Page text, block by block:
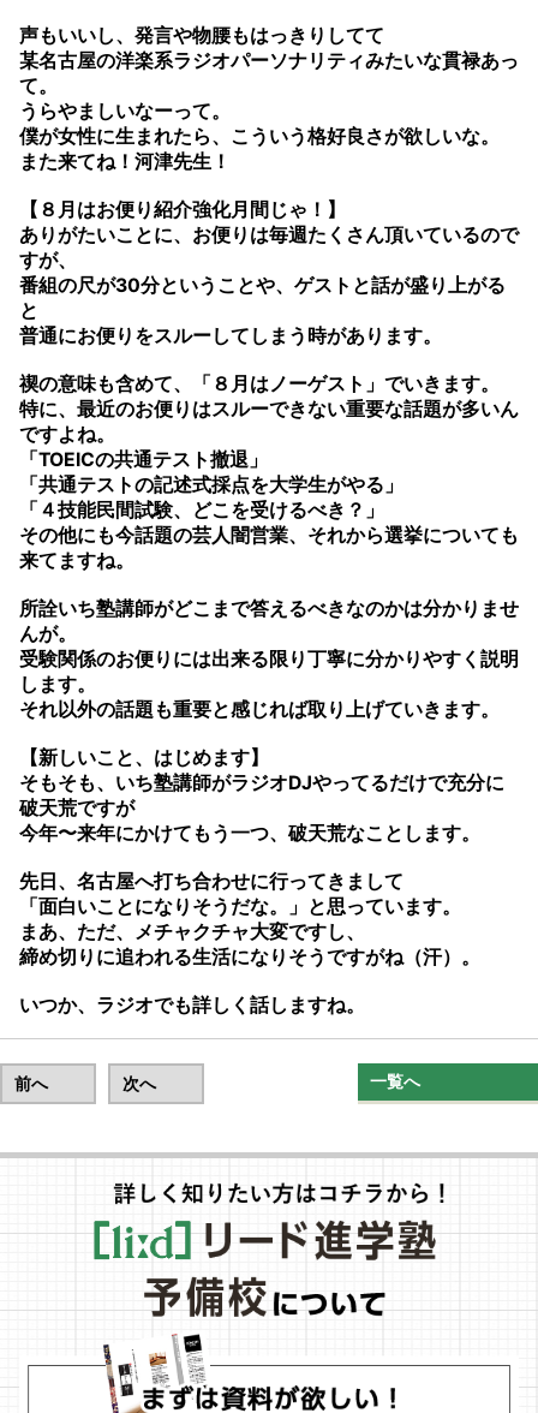
声もいいし、発言や物腰もはっきりしてて
某名古屋の洋楽系ラジオパーソナリティみたいな貫禄あっ
て。
うらやましいなーって。
僕が女性に生まれたら、こういう格好良さが欲しいな。
また来てね！河津先生！
【８月はお便り紹介強化月間じゃ！】
ありがたいことに、お便りは毎週たくさん頂いているので
すが、
番組の尺が30分ということや、ゲストと話が盛り上がる
と
普通にお便りをスルーしてしまう時があります。
禊の意味も含めて、「８月はノーゲスト」でいきます。
特に、最近のお便りはスルーできない重要な話題が多いん
ですよね。
「TOEICの共通テスト撤退」
「共通テストの記述式採点を大学生がやる」
「４技能民間試験、どこを受けるべき？」
その他にも今話題の芸人闇営業、それから選挙についても
来てますね。
所詮いち塾講師がどこまで答えるべきなのかは分かりませ
んが。
受験関係のお便りには出来る限り丁寧に分かりやすく説明
します。
それ以外の話題も重要と感じれば取り上げていきます。
【新しいこと、はじめます】
そもそも、いち塾講師がラジオDJやってるだけで充分に
破天荒ですが
今年〜来年にかけてもう一つ、破天荒なことします。
先日、名古屋へ打ち合わせに行ってきまして
「面白いことになりそうだな。」と思っています。
まあ、ただ、メチャクチャ大変ですし、
締め切りに追われる生活になりそうですがね（汗）。
いつか、ラジオでも詳しく話しますね。
前へ 次へ 一覧へ